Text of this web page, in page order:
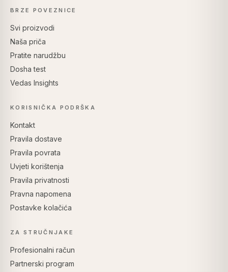
BRZE POVEZNICE
Svi proizvodi
Naša priča
Pratite narudžbu
Dosha test
Vedas Insights
KORISNIČKA PODRŠKA
Kontakt
Pravila dostave
Pravila povrata
Uvjeti korištenja
Pravila privatnosti
Pravna napomena
Postavke kolačića
ZA STRUČNJAKE
Profesionalni račun
Partnerski program